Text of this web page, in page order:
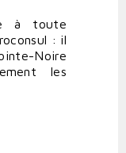
à toute
: il
Noire
les